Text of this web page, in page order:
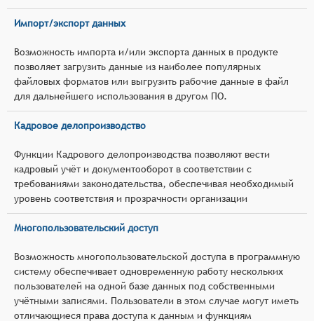
Импорт/экспорт данных
Возможность импорта и/или экспорта данных в продукте
позволяет загрузить данные из наиболее популярных
файловых форматов или выгрузить рабочие данные в файл
для дальнейшего использования в другом ПО.
Кадровое делопроизводство
Функции Кадрового делопроизводства позволяют вести
кадровый учёт и документооборот в соответствии с
требованиями законодательства, обеспечивая необходимый
уровень соответствия и прозрачности организации
Многопользовательский доступ
Возможность многопользовательской доступа в программную
систему обеспечивает одновременную работу нескольких
пользователей на одной базе данных под собственными
учётными записями. Пользователи в этом случае могут иметь
отличающиеся права доступа к данным и функциям